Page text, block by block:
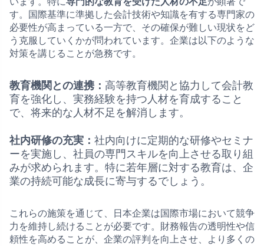
す。国際基準に準拠した会計技術や知識を有する専門家の
必要性が高まっている一方で、その確保が難しい現状をど
う克服していくかが問われています。企業は以下のような
対策を講じることが急務です。
教育機関との連携： 高等教育機関と協力して会計教
育を強化し、実務経験を持つ人材を育成すること
で、将来的な人材不足を解消します。
社内研修の充実： 社内向けに定期的な研修やセミナ
ーを実施し、社員の専門スキルを向上させる取り組
みが求められます。特に若年層に対する教育は、企
業の持続可能な成長に寄与するでしょう。
これらの施策を通じて、日本企業は国際市場において競争
力を維持し続けることが必要です。財務報告の透明性や信
頼性を高めることが、企業の評判を向上させ、より多くの